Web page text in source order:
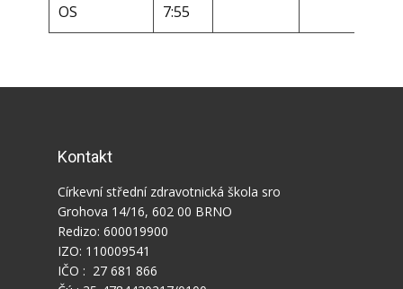
OS
7:55
Kontakt
Církevní střední zdravotnická škola sro
Grohova 14/16, 602 00 BRNO
Redizo: 600019900
IZO: 110009541
IČO : 27 681 866